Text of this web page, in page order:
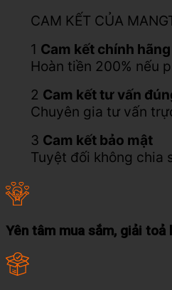
CAM KẾT CỦA
1 Cam kết chính hãng
Hoàn tiền 200% nếu
2 Cam kết tư vấn
Chuyên gia tư vấn
3 Cam kết bảo mật
Tuyệt đối không chia
Yên tâm mua sắm, giải toả